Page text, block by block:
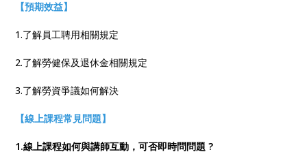
【預期效益】
1.了解員工聘用相關規定
2.了解勞健保及退休金相關規定
3.了解勞資爭議如何解決
【線上課程常見問題】
1.線上課程如何與講師互動，可否即時問問題 ?